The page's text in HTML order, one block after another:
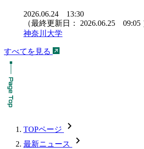
2026.06.24 13:30
（最終更新日： 2026.06.25 09:05
神奈川大学
すべてを見る
TOPページ chevron_forward
最新ニュース chevron_forward